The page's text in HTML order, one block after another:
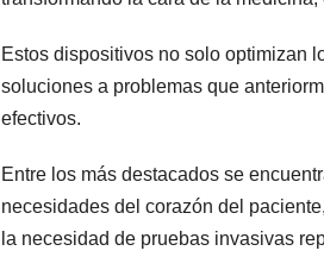
Estos ​dispositivos ‍no solo optimizan
soluciones a problemas que​
efectivos.
Entre los‍ más⁣ destacados se⁢
necesidades del corazón del‌
la ⁣necesidad de pruebas invasivas‌